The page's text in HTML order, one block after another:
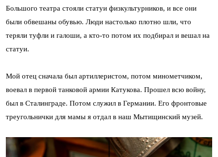
Большого театра стояли статуи физкультурников, и все они
были обвешаны обувью. Люди настолько плотно шли, что
теряли туфли и галоши, а кто-то потом их подбирал и вешал на
статуи.
Мой отец сначала был артиллеристом, потом минометчиком,
воевал в первой танковой армии Катукова. Прошел всю войну,
был в Сталинграде. Потом служил в Германии. Его фронтовые
треугольнички для мамы я отдал в наш Мытищинский музей.